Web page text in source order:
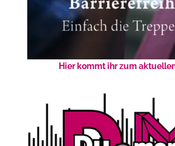
Hier kommt ihr zum